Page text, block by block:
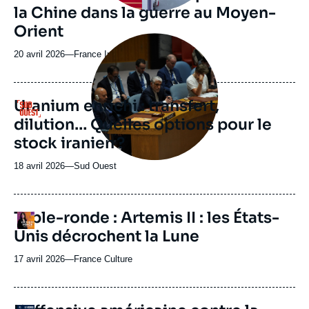
la Chine dans la guerre au Moyen-
Orient
20 avril 2026—Nom
journal,
revue
ou
émission
France Info
Logo
principale
médiatique
Uranium enrichi : transfert,
dilution… Quelles options pour le
stock iranien ?
18 avril 2026—Nom
journal,
ou
émission
Sud Ouest
Logo
Table-ronde : Artemis II : les États-
Unis décrochent la Lune
17 avril 2026—Nom
journal,
France Culture